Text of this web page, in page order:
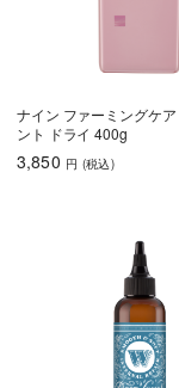
ナイン ファーミングケ
ント ドライ 400g
3,850 円 (税込)